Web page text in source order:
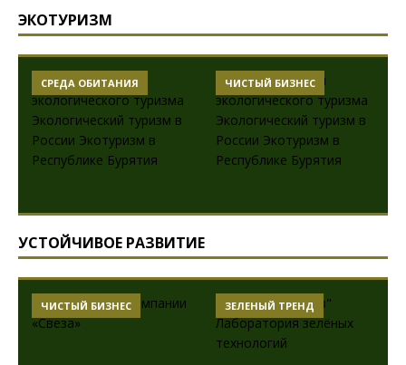
ЭКОТУРИЗМ
СРЕДА ОБИТАНИЯ ЧИСТЫЙ БИЗНЕС
УСТОЙЧИВОЕ РАЗВИТИЕ
ЧИСТЫЙ БИЗНЕС ЗЕЛЕНЫЙ ТРЕНД